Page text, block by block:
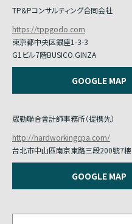
TP&Pコンサルティング合同会社
https://tppgodo.com
東京都中央区銀座1-3-3
G1ビル7階BUSICO.GINZA
GOOGLE MAP
眾勤聯合會計師事務所（提携先）
http://hardworkingcpa.com/
台北市中山區南京東路三段200號7樓
GOOGLE MAP